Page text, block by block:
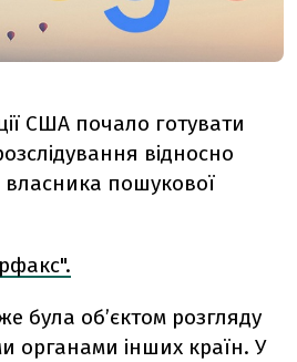
США почало готувати
відносно
власника пошукової
була об’єктом розгляду
органами інших країн. У